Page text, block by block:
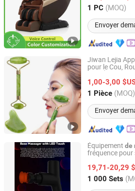
1 PC (MOQ)
Envoyer
Fujian, China Depuis
Jiwan Lejia
pour le Cou,
Salonde
1,00-3,00
1 Pièce (MOQ)
Envoyer
Anshan Jiwan Jade Mattress Co., Ltd
Liaoning, China Depuis
Équipement de
fréquence
19,71-20,29
1 000 Sets
ZM Electronics Co., Ltd.
Guangdong, China